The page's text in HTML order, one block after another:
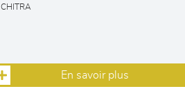
CHITRA
En savoir plus